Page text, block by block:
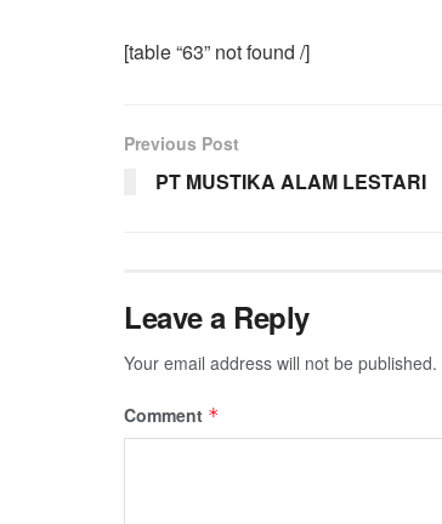
[table “63” not found /]
Previous Post
PT MUSTIKA ALAM LESTARI
Leave a Reply
Your email address will not be published.
Comment *